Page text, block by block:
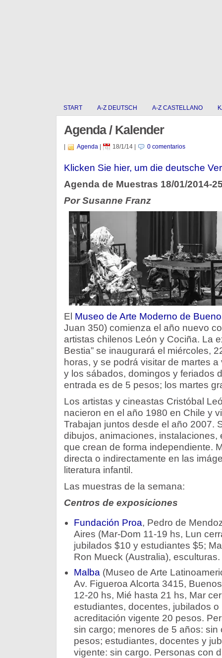
START A-Z DEUTSCH A-Z CASTELLANO
Agenda / Kalender
Agenda| 18/1/14| 0 comentarios
Klicken Sie hier, um die deutsche
Agenda de Muestras 18/01/2014-
Por Susanne Franz
El Museo de Arte Moderno de
Juan 350) comienza el año nuevo
artistas chilenos León y Cociña. La
Bestia” se inaugurará el miércoles,
horas, y se podrá visitar de martes
y los sábados, domingos y feriados
entrada es de 5 pesos; los martes
Los artistas y cineastas Cristóbal
nacieron en el año 1980 en Chile y
Trabajan juntos desde el año 2007.
dibujos, animaciones, instalaciones,
que crean de forma independiente.
directa o indirectamente en las
literatura infantil.
Las muestras de la semana:
Centros de exposiciones
Fundación Proa, Pedro de
Aires (Mar-Dom 11-19 hs, Lun
jubilados $10 y estudiantes $5;
Ron Mueck (Australia),
Malba (Museo de Arte
Av. Figueroa Alcorta 3415,
12-20 hs, Mié hasta 21 hs, Mar
estudiantes, docentes, jubilados
acreditación vigente 20 pesos.
sin cargo; menores de 5 años: sin
pesos; estudiantes, docentes y
vigente: sin cargo. Personas con